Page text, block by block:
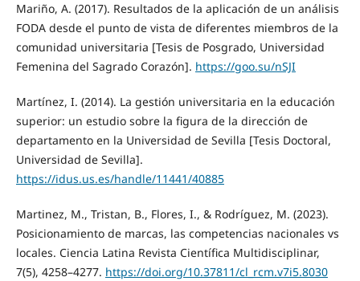
Mariño, A. (2017). Resultados de la aplicación de un análisis
FODA desde el punto de vista de diferentes miembros de la
comunidad universitaria [Tesis de Posgrado, Universidad
Femenina del Sagrado Corazón]. https://goo.su/nSJI
Martínez, I. (2014). La gestión universitaria en la educación
superior: un estudio sobre la figura de la dirección de
departamento en la Universidad de Sevilla [Tesis Doctoral,
Universidad de Sevilla].
https://idus.us.es/handle/11441/40885
Martinez, M., Tristan, B., Flores, I., & Rodríguez, M. (2023).
Posicionamiento de marcas, las competencias nacionales vs
locales. Ciencia Latina Revista Científica Multidisciplinar,
7(5), 4258–4277. https://doi.org/10.37811/cl_rcm.v7i5.8030